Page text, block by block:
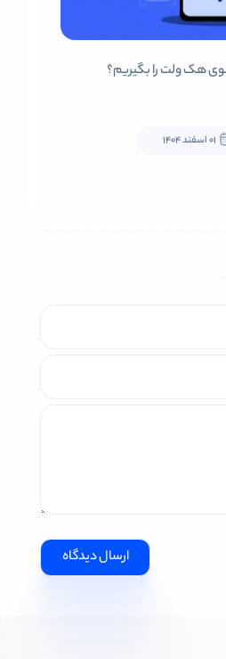
01 اسفند 1404